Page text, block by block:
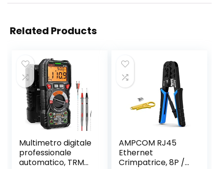
Related Products
Multimetro digitale
professionale
automatico, TRMS
AMPCOM RJ45
Ethernet
Crimpatrice, 8P /